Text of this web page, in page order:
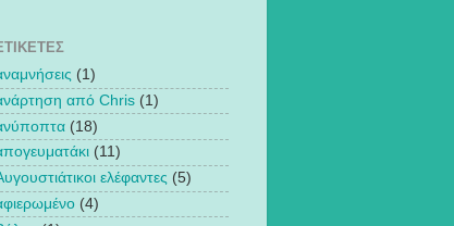
(1)
από Chris (1)
(18)
(11)
ελέφαντες (5)
(4)